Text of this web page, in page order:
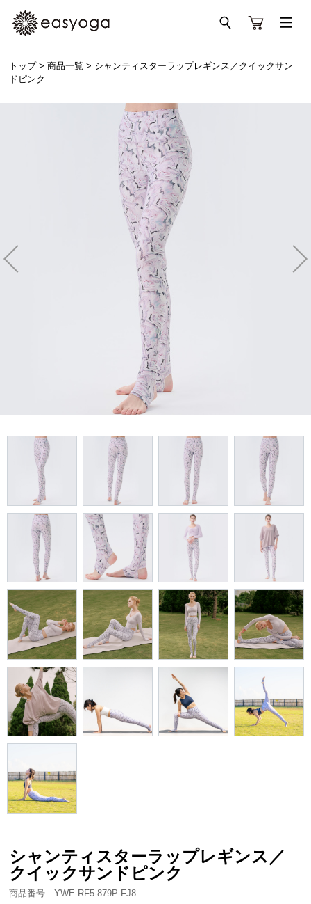
トップ>商品一覧 > シャンティスターラップレギンス／クイックサン
ドピンク
シャンティスターラップレギンス／
クイックサンドピンク
商品番号 YWE-RF5-879P-FJ8